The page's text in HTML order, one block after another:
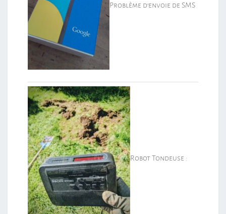
Problème d’envoie de SMS
Robot Tondeuse :